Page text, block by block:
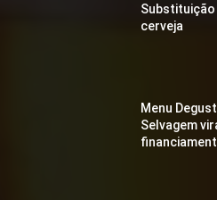
cerveja
Menu
Selvagem